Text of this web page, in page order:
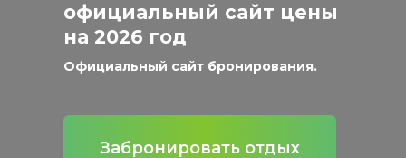
официальный сайт цены
на 2026 год
Официальный сайт бронирования.
Забронировать отдых